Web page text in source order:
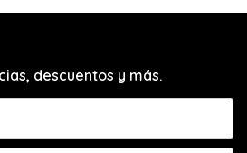
descuentos y más.